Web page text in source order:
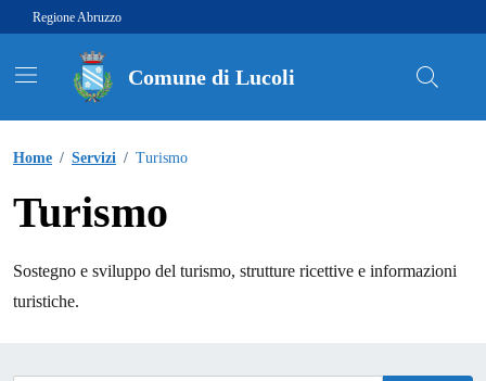
Vai ai contenuti
Vai al footer
Regione Abruzzo
Comune di Lucoli
Home / Servizi / Turismo
Turismo
Sostegno e sviluppo del turismo, strutture ricettive e informazioni
turistiche.